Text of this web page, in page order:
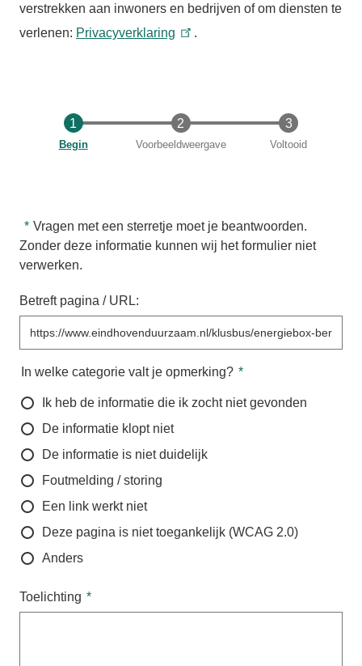
verstrekken aan inwoners en bedrijven of om diensten te
verlenen: Privacyverklaring .
Huidige
Begin Voorbeeldweergave Voltooid
Vragen met een sterretje moet je beantwoorden.
Zonder deze informatie kunnen wij het formulier niet
verwerken.
Betreft pagina / URL:
In welke categorie valt je opmerking?
Ik heb de informatie die ik zocht niet gevonden
De informatie klopt niet
De informatie is niet duidelijk
Foutmelding / storing
Een link werkt niet
Deze pagina is niet toegankelijk (WCAG 2.0)
Anders
Toelichting